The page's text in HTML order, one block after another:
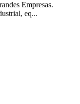
Empresas.
eq...